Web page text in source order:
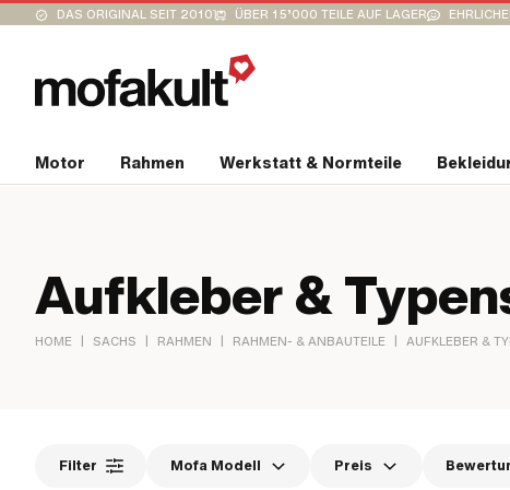
DAS ORIGINAL SEIT 2010 ÜBER 15’000 TEILE AUF LAGER
Motor Rahmen Werkstatt & Normteile
Aufkleber &
HOME | SACHS | RAHMEN | RAHMEN- & ANBAUTEILE | AUFKLEBER &
Filter Mofa Modell Preis